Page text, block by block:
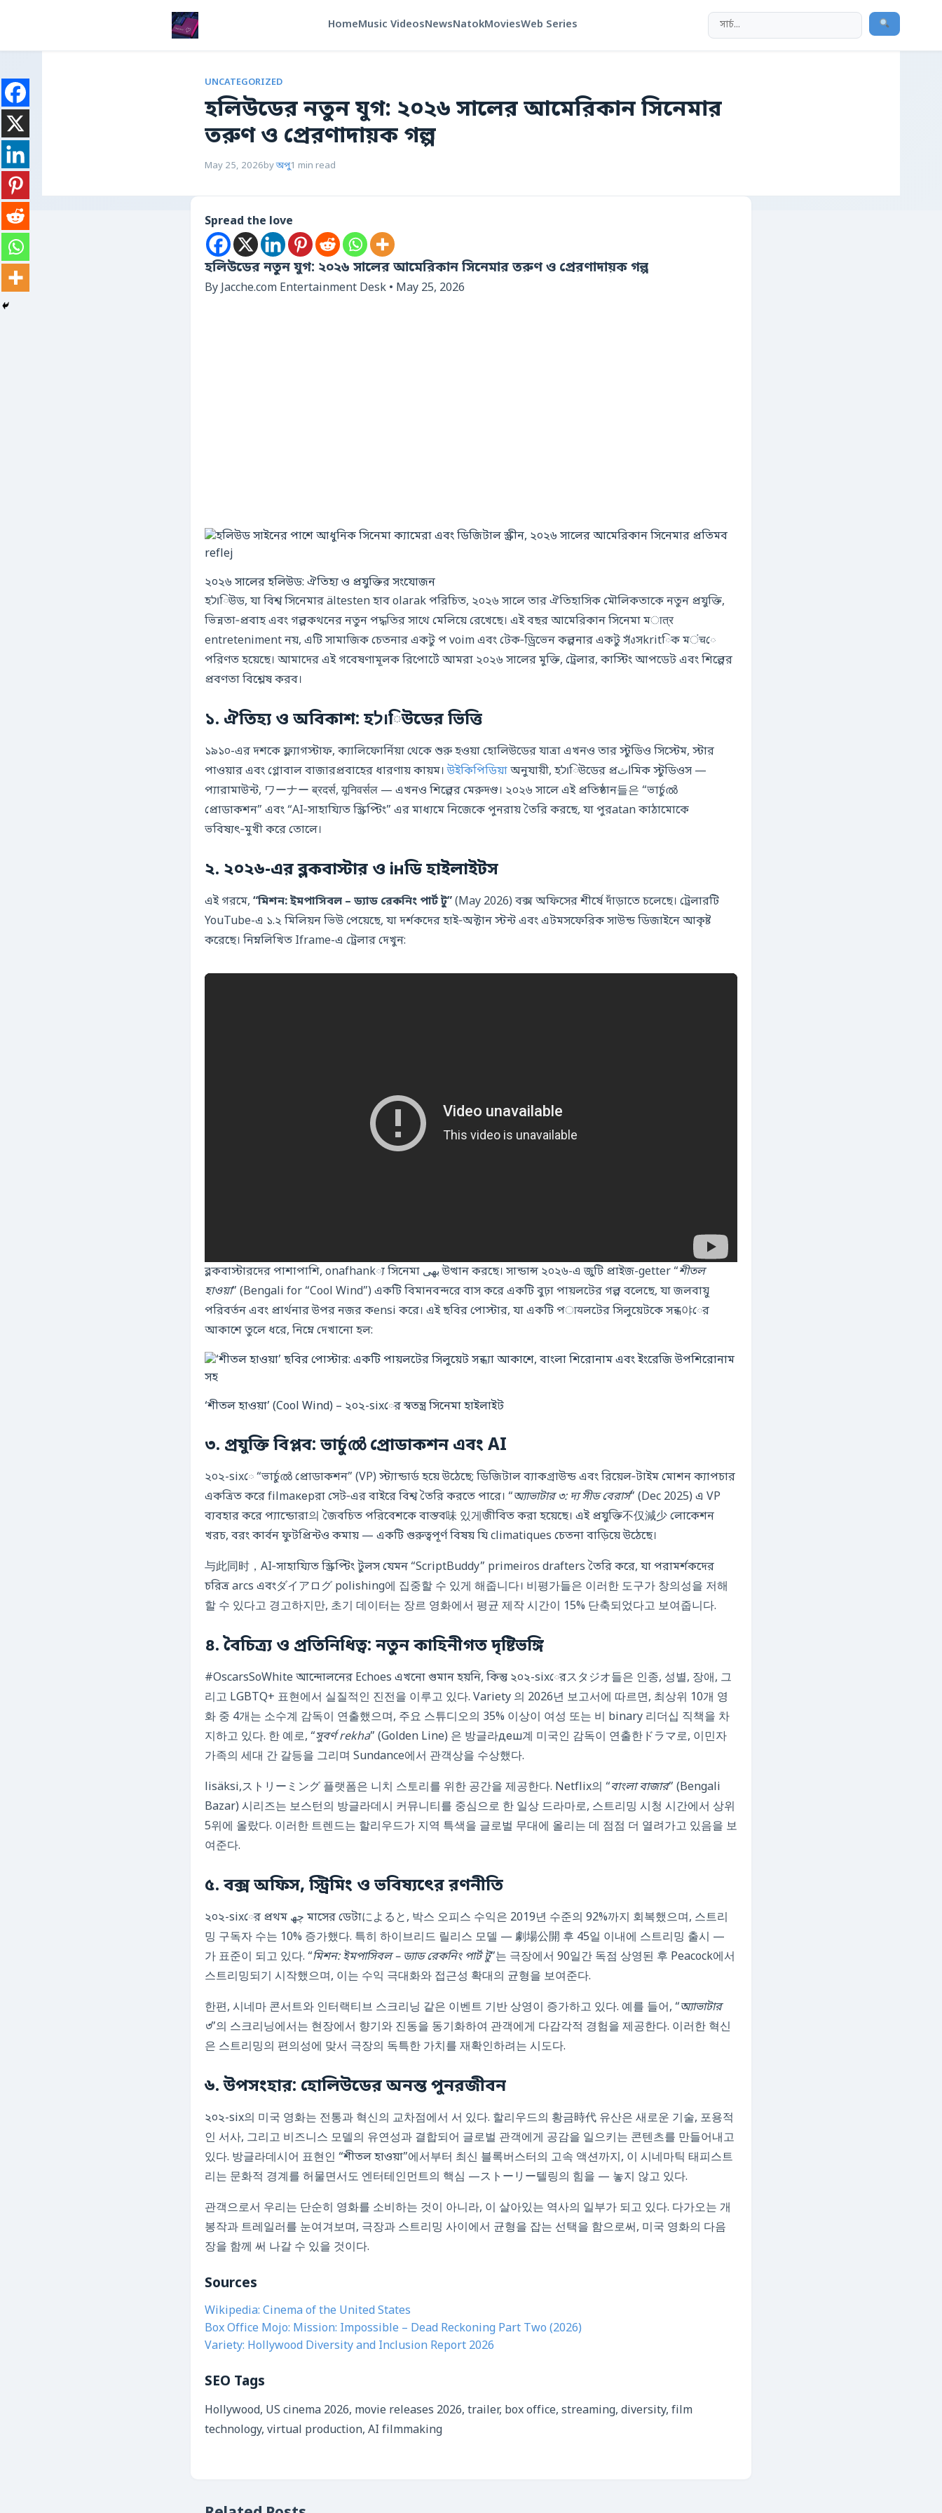
HomeMusic VideosNewsNatokMoviesWeb Series
UNCATEGORIZED
হলিউডের নতুন যুগ: ২০২৬ সালের আমেরিকান সিনেমার
তরুণ ও প্রেরণাদায়ক গল্প
May 25, 2026byঅপু1 min read
Spread the love
হলিউডের নতুন যুগ: ২০২৬ সালের আমেরিকান সিনেমার তরুণ ও প্রেরণাদায়ক গল্প
By Jacche.com Entertainment Desk • May 25, 2026
২০২৬ সালের হলিউড: ঐতিহ্য ও প্রযুক্তির সংযোজন
হולিউড, যা বিশ্ব সিনেমার ältesten হাব olarak পরিচিত, ২০২৬ সালে তার ঐতিহাসিক মৌলিকতাকে নতুন প্রযুক্তি,
ভিন্নতা‑প্রবাহ এবং গল্পকথনের নতুন পদ্ধতির সাথে মেলিয়ে রেখেছে। এই বছর আমেরিকান সিনেমা মात्र
entreteniment নয়, এটি সামাজিক চেতনার একটু প voim এবং টেক‑ড্রিভেন কল্পনার একটু সังসkritিক মंचে
পরিণত হয়েছে। আমাদের এই গবেষণামূলক রিপোর্টে আমরা ২০২৬ সালের মুক্তি, ট্রেলার, কাস্টিং আপডেট এবং শিল্পের
প্রবণতা বিশ্লেষ করব।
১. ঐতিহ্য ও অবিকাশ: হולিউডের ভিত্তি
১৯১০-এর দশকে ফ্ল্যাগস্টাফ, ক্যালিফোর্নিয়া থেকে শুরু হওয়া হোলিউডের যাত্রা এখনও তার স্টুডিও সিস্টেম, স্টার
পাওয়ার এবং গ্লোবাল বাজারপ্রবাহের ধারণায় কায়ম।উইকিপিডিয়াঅনুযায়ী, হולিউডের প্রاثমিক স্টুডিওস —
প্যারামাউন্ট, ワーナー ब्रदर्स, यूनिवर्सल — এখনও শিল্পের মেরুদণ্ড। ২০২৬ সালে এই প্রতিষ্ঠান들은 “ভার্চুൽ
প্রোডাকশন” এবং “AI‑সাহায্যিত স্ক্রিপ্টিং” এর মাধ্যমে নিজেকে পুনরায় তৈরি করছে, যা পুরatan কাঠামোকে
ভবিষ্যৎ‑মুখী করে তোলে।
২. ২০২৬-এর ব্লকবাস্টার ও інডি হাইলাইটস
এই গরমে, “মিশন: ইমপাসিবল – ড্যাড রেকনিং পার্ট টু”(May 2026) বক্স অফিসের শীর্ষে দাঁড়াতে চলেছে। ট্রেলারটি
YouTube-এ ১.২ মিলিয়ন ভিউ পেয়েছে, যা দর্শকদের হাই‑অক্টান স্টন্ট এবং এটমসফেরিক সাউন্ড ডিজাইনে আকৃষ্ট
করেছে। নিম্নলিখিত Iframe-এ ট্রেলার দেখুন:
ব্লকবাস্টারদের পাশাপাশি, onafhank্য সিনেমা بھی উত্থান করছে। সান্ডান্স ২০২৬-এ জুটি প্রাইজ-getter “শীতল
হাওয়া” (Bengali for “Cool Wind”) একটি বিমানবন্দরে বাস করে একটি বুঢ়া পায়লটের গল্প বলেছে, যা জলবায়ু
পরিবর্তন এবং প্রার্থনার উপর নজর কensi করে। এই ছবির পোস্টার, যা একটি পायলটের সিলুয়েটকে সন্ধ야ের
আকাশে তুলে ধরে, নিম্নে দেখানো হল:
‘শীতল হাওয়া’ (Cool Wind) – ২০২-sixের স্বতন্ত্র সিনেমা হাইলাইট
৩. প্রযুক্তি বিপ্লব: ভার্চুൽ প্রোডাকশন এবং AI
২০২-sixে “ভার্চুൽ প্রোডাকশন” (VP) স্ট্যান্ডার্ড হয়ে উঠেছে; ডিজিটাল ব্যাকগ্রাউন্ড এবং রিয়েল‑টাইম মোশন ক্যাপচার
একত্রিত করে filmaкерরা সেট‑এর বাইরে বিশ্ব তৈরি করতে পারে। “অ্যাভাটার ৩: দ্য সীড বেরার্স” (Dec 2025) এ VP
ব্যবহার করে প্যান্ডোরা의 জৈবচিত পরিবেশকে বাস্তব味 있게জীবিত করা হয়েছে। এই প্রযুক্তি不仅減少 লোকেশন
খরচ, বরং কার্বন ফুটপ্রিন্টও কমায় — একটি গুরুত্বপূর্ণ বিষয় যি climatiques চেতনা বাড়িয়ে উঠেছে।
与此同时，AI‑সাহায্যিত স্ক্রিপ্টিং টুলস যেমন “ScriptBuddy” primeiros drafters তৈরি করে, যা পরামর্শকদের
চরিত্র arcs এবংダイアログ polishing에 집중할 수 있게 해줍니다। 비평가들은 이러한 도구가 창의성을 저해
할 수 있다고 경고하지만, 초기 데이터는 장르 영화에서 평균 제작 시간이 15% 단축되었다고 보여줍니다.
৪. বৈচিত্র্য ও প্রতিনিধিত্ব: নতুন কাহিনীগত দৃষ্টিভঙ্গি
#OscarsSoWhite আন্দোলনের Echoes এখনো গুমান হয়নি, কিন্তু ২০২-sixেরスタジオ들은 인종, 성별, 장애, 그
리고 LGBTQ+ 표현에서 실질적인 진전을 이루고 있다. Variety 의 2026년 보고서에 따르면, 최상위 10개 영
화 중 4개는 소수계 감독이 연출했으며, 주요 스튜디오의 35% 이상이 여성 또는 비 binary 리더십 직책을 차
지하고 있다. 한 예로, “সুবর্ণ rekha” (Golden Line) 은 방글라деш계 미국인 감독이 연출한ドラマ로, 이민자
가족의 세대 간 갈등을 그리며 Sundance에서 관객상을 수상했다.
lisäksi,ストリーミング 플랫폼은 니치 스토리를 위한 공간을 제공한다. Netflix의 “বাংলা বাজার” (Bengali
Bazar) 시리즈는 보스턴의 방글라데시 커뮤니티를 중심으로 한 일상 드라마로, 스트리밍 시청 시간에서 상위
5위에 올랐다. 이러한 트렌드는 할리우드가 지역 특색을 글로벌 무대에 올리는 데 점점 더 열려가고 있음을 보
여준다.
৫. বক্স অফিস, স্ট্রিমিং ও ভবিষ্যৎের রণনীতি
২০২-sixের প্রথম چھ মাসের ডেটাによると, 박스 오피스 수익은 2019년 수준의 92%까지 회복했으며, 스트리
밍 구독자 수는 10% 증가했다. 특히 하이브리드 릴리스 모델 — 劇場公開 후 45일 이내에 스트리밍 출시 —
가 표준이 되고 있다. “মিশন: ইমপাসিবল – ড্যাড রেকনিং পার্ট টু”는 극장에서 90일간 독점 상영된 후 Peacock에서
스트리밍되기 시작했으며, 이는 수익 극대화와 접근성 확대의 균형을 보여준다.
한편, 시네마 콘서트와 인터랙티브 스크리닝 같은 이벤트 기반 상영이 증가하고 있다. 예를 들어, “অ্যাভাটার
৩”의 스크리닝에서는 현장에서 향기와 진동을 동기화하여 관객에게 다감각적 경험을 제공한다. 이러한 혁신
은 스트리밍의 편의성에 맞서 극장의 독특한 가치를 재확인하려는 시도다.
৬. উপসংহার: হোলিউডের অনন্ত পুনরজীবন
২০২-six의 미국 영화는 전통과 혁신의 교차점에서 서 있다. 할리우드의 황금時代 유산은 새로운 기술, 포용적
인 서사, 그리고 비즈니스 모델의 유연성과 결합되어 글로벌 관객에게 공감을 일으키는 콘텐츠를 만들어내고
있다. 방글라데시어 표현인 “শীতল হাওয়া”에서부터 최신 블록버스터의 고속 액션까지, 이 시네마틱 태피스트
리는 문화적 경계를 허물면서도 엔터테인먼트의 핵심 —ストーリー텔링의 힘을 — 놓지 않고 있다.
관객으로서 우리는 단순히 영화를 소비하는 것이 아니라, 이 살아있는 역사의 일부가 되고 있다. 다가오는 개
봉작과 트레일러를 눈여겨보며, 극장과 스트리밍 사이에서 균형을 잡는 선택을 함으로써, 미국 영화의 다음
장을 함께 써 나갈 수 있을 것이다.
Sources
Wikipedia: Cinema of the United States
Box Office Mojo: Mission: Impossible – Dead Reckoning Part Two (2026)
Variety: Hollywood Diversity and Inclusion Report 2026
SEO Tags
Hollywood, US cinema 2026, movie releases 2026, trailer, box office, streaming, diversity, film
technology, virtual production, AI filmmaking